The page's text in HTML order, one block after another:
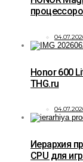
Honor 600
THG.ru
Иерархия
CPU для